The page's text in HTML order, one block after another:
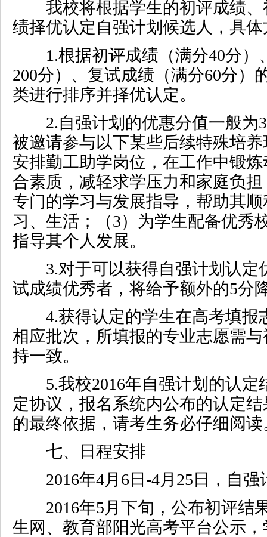
我校将根据学生的初评成绩、
绩择优认定自强计划候选人，具
1.根据初评成绩（满分40分）
200分）、复试成绩（满分60分）
类进行排序并择优认定。
2.自强计划的优惠分值一般为
被邀请参与以下某些后续特殊培
安排勤工助学岗位，在工作中锻
合素质，减轻求学压力和家庭负担
专门的学习与发展指导，帮助其
习、生活；（3）为学生配备优秀
指导其个人发展。
3.对于可以获得自强计划认定
试成绩优秀者，将给予额外的5分
4.获得认定的学生在高考填报
相应批次，所填报的专业志愿需
持一致。
5.我校2016年自强计划的认定
定协议，报名系统内公布的认定
的最终依据，请考生务必仔细阅读
七、日程安排
2016年4月 6日 -4月 25 日，自强
2016年5月下旬，公布初评结
生网、教育部阳光高考平台公示